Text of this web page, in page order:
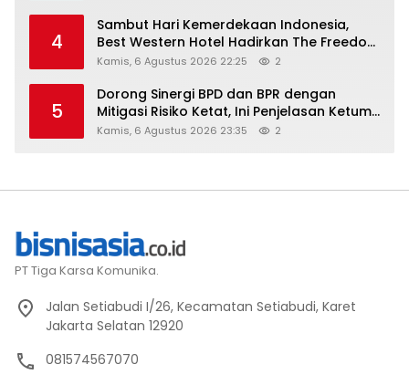
4
Sambut Hari Kemerdekaan Indonesia,
Best Western Hotel Hadirkan The Freedom
Stay Diskon Hingga 45%
Kamis, 6 Agustus 2026 22:25 2
5
Dorong Sinergi BPD dan BPR dengan
Mitigasi Risiko Ketat, Ini Penjelasan Ketum
Asbanda
Kamis, 6 Agustus 2026 23:35 2
PT Tiga Karsa Komunika.
Jalan Setiabudi I/26, Kecamatan Setiabudi, Karet
Jakarta Selatan 12920
081574567070